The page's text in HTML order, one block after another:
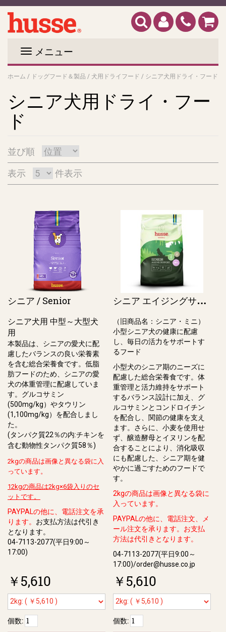
メニュー
ホーム / ドッグフード＆製品 / 犬用ドライフード / シニア犬用ドライ・フード
シニア犬用ドライ・フー
ド
並び順
表示 件表示
シニア / Senior
シニア犬用 中型～大型犬
用
本製品は、シニアの愛犬に配
慮したバランスの良い栄養素
を含む総合栄養食です。低脂
肪フードのため、シニアの愛
犬の体重管理に配慮していま
す。グルコサミン
(500mg/kg）やタウリン
(1,100mg/kg）を配合しまし
た。
(タンパク質22％の内:チキンを
含む動物性タンパク質58％)
2kgの商品は画像と異なる袋に入
っています。
12kgの商品は2kg×6袋入りのセ
ットです。
PAYPALの他に、電話注文を承
ります。 お支払方法は代引き
となります。
04-7113-2077(平日9:00～
17:00)
￥5,610
個数:
シ
ニア エイジングサポートスモール / Senior Ageing Support, small breeds（旧シニア・ミニ）
（旧商品名：シニア・ミニ）
小型シニア⽝の健康に配慮
し、毎⽇の活⼒をサポートす
るフード
小型⽝のシニア期のニーズに
配慮した総合栄養⾷です。体
重管理と活⼒維持をサポート
するバランス設計に加え、グ
ルコサミンとコンドロイチン
を配合し、関節の健康を⽀え
ます。さらに、⼩⻨を使⽤せ
ず、醸造酵⺟とイヌリンを配
合することにより、消化吸収
にも配慮した、シニア期を健
やかに過ごすためのフードで
す。
2kgの商品は画像と異なる袋に
入っています。
PAYPALの他に、電話注文、メ
ール注文を承ります。お支払
方法は代引きとなります。
04-7113-2077(平日9:00～
17:00)/order@husse.co.jp
￥5,610
個数: